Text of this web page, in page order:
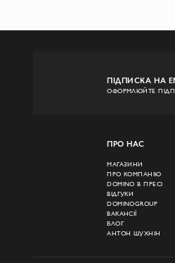
ПІДПИСКА НА
ОФОРМЛЮЙТЕ
ПРО НАС
МАГАЗИНИ
ПРО КОМПАНІЮ
DOMINO В ПРЕСІ
ВІДГУКИ
DOMINOGROUP
ВАКАНСІЇ
БЛОГ
АНТОН ШУХНІН